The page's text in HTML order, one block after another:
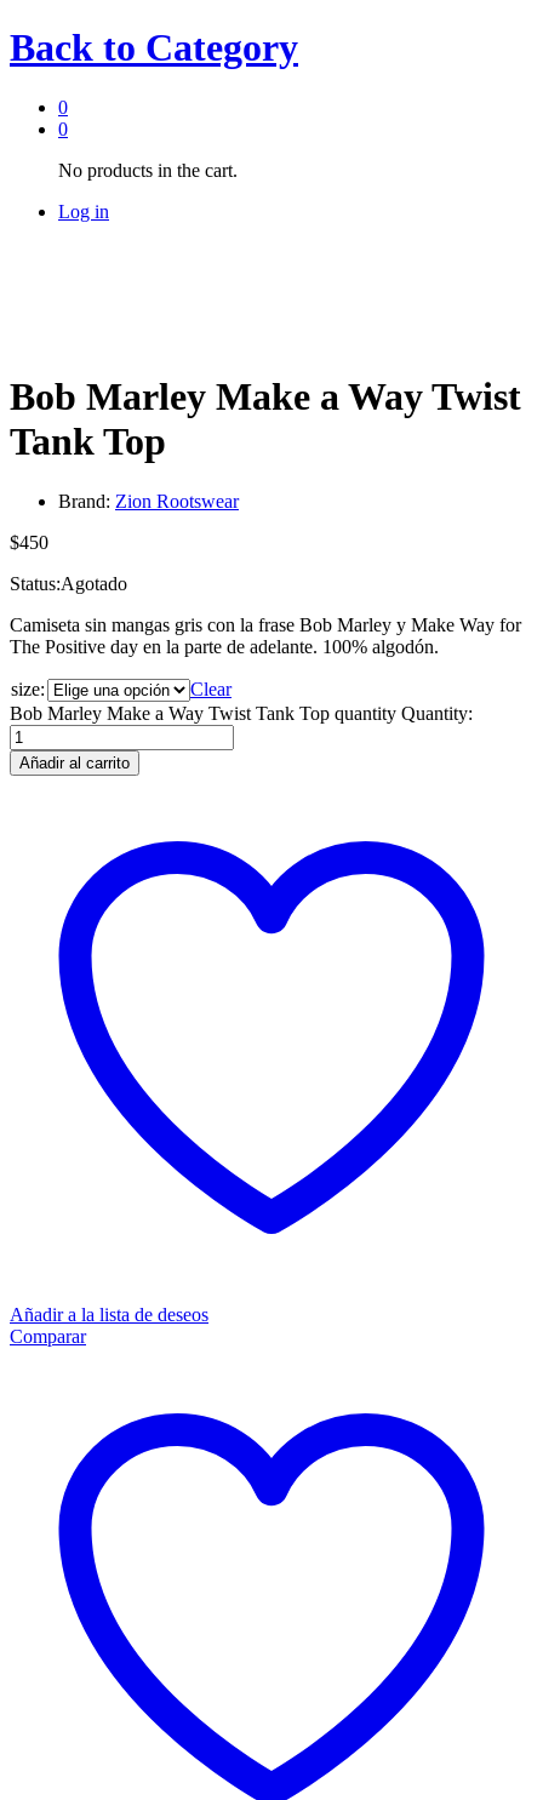
Back to Category
0
0
No products in the cart.
Log in
Bob Marley Make a Way Twist
Tank Top
Brand: Zion Rootswear
$450
Status:Agotado
Camiseta sin mangas gris con la frase Bob Marley y Make Way for
The Positive day en la parte de adelante. 100% algodón.
size:
Clear
Bob Marley Make a Way Twist Tank Top quantity Quantity:
Añadir al carrito
Añadir a la lista de deseos
Comparar